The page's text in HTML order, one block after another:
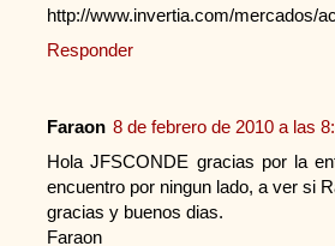
http://www.invertia.com/mercados/
Responder
Faraon 8 de febrero de 2010 a las
Hola JFSCONDE gracias por la
encuentro por ningun lado, a ver si
gracias y buenos dias.
Faraon